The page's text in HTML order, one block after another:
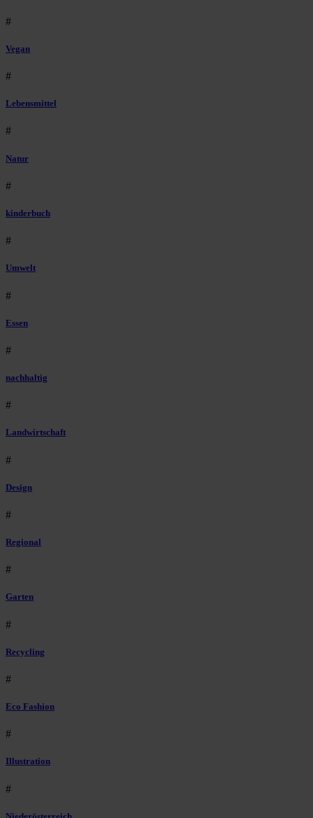
#
Vegan
#
Lebensmittel
#
Natur
#
kinderbuch
#
Umwelt
#
Essen
#
nachhaltig
#
Landwirtschaft
#
Design
#
Regional
#
Garten
#
Recycling
#
Eco Fashion
#
Illustration
#